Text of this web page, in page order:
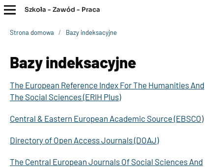
Szkoła - Zawód - Praca
Strona domowa / Bazy indeksacyjne
Bazy indeksacyjne
The European Reference Index For The Humanities And
The Social Sciences (ERIH Plus)
Central & Eastern European Academic Source (EBSCO)
Directory of Open Access Journals (DOAJ)
The Central European Journals Of Social Sciences And